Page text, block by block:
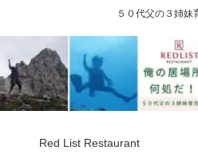
５０代父の３姉妹
Red List Restaurant